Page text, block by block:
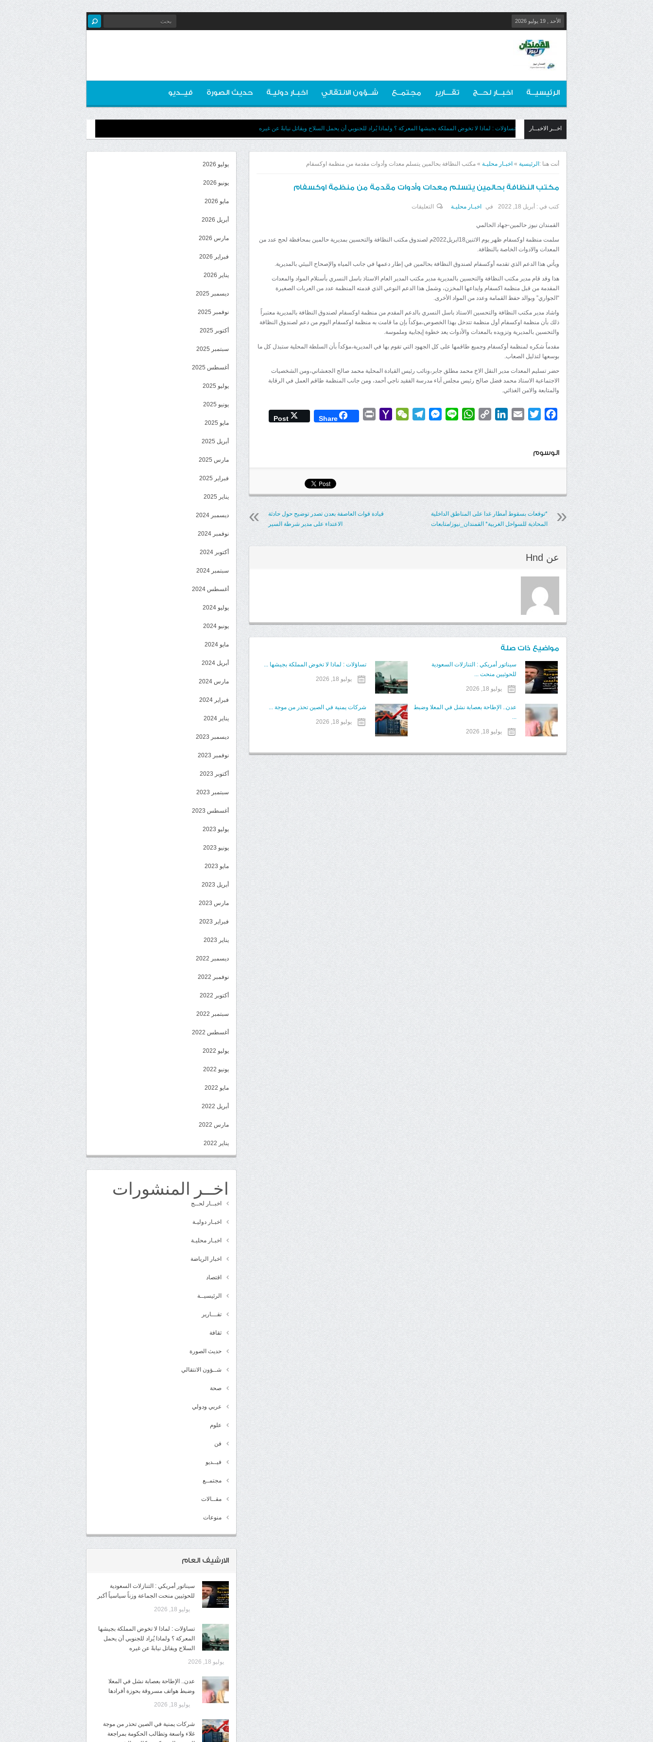
الأحد , 19 يوليو 2026
الرئيسيــة اخبــار لحــج تقـــارير مجتمــع شــؤون الانتقالي اخبـار دوليـة حديث الصورة فيــديو
اخــر الاخبــار تساؤلات : لماذا لا تخوض المملكة بجيشها المعركة ؟ ولماذا يُراد للجنوبي أن يحمل السلاح ويقاتل نيابةً عن غيره
أنت هنا : الرئيسية » اخبـار محليـة » مكتب النظافة بحالمين يتسلم معدات وأدوات مقدمة من منظمة اوكسفام
مكتب النظافة بحالمين يتسلم معدات وأدوات مقدمة من منظمة اوكسفام
كتب في : أبريل 18, 2022 في اخبـار محليـة التعليقات
بحالمين
معدات
وأدوات
مقدمة
منظمة
اوكسفام
القمندان نيوز حالمين-جهاد الحالمي
سلمت منظمة اوكسفام ظهر يوم الاثنين18ابريل2022م لصندوق مكتب النظافة والتحسين بمديرية حالمين بمحافظة لحج عدد من
المعدات والادوات الخاصة بالنظافة.
ويأتي هذا الدعم الذي تقدمه أوكسفام لصندوق النظافة بحالمين في إطار دعمها في جانب المياه والإصحاح البيئي بالمديرية.
هذا وقد قام مدير مكتب النظافة والتحسين بالمديرية مدير مكتب المدير العام الاستاذ باسل النسري بأستلام المواد والمعدات
المقدمة من قبل منظمة اكسفام وايداعها المخزن، وشمل هذا الدعم النوعي الذي قدمته المنظمة عدد من العربات الصغيرة
“الجواري” وبوالد حفظ القمامة وعدد من المواد الأخرى.
واشاد مدير مكتب النظافة والتحسين الاستاذ باسل النسري بالدعم المقدم من منظمة اوكسفام لصندوق النظافة بالمديرية معتبراً
ذلك بأن منظمة اوكسفام أول منظمة تتدخل بهذا الخصوص،مؤكداً بإن ما قامت به منظمة اوكسفام اليوم من دعم لصندوق النظافة
والتحسين بالمديرية وتزويده بالمعدات والأدوات يعد خطوة إيجابية وملموسة.
مقدماً شكره لمنظمة أوكسفام وجميع طاقمها على كل الجهود التي تقوم بها في المديرية،مؤكداً بأن السلطة المحلية ستبذل كل ما
بوسعها لتذليل الصعاب.
حضر تسليم المعدات مدير النقل الاخ محمد مطلق جابر،ونائب رئيس القيادة المحلية محمد صالح الجعشاني،ومن الشخصيات
الاجتماعية الاستاذ محمد فضل صالح رئيس مجلس آباء مدرسة الفقيد ناجي أحمد، ومن جانب المنظمة طاقم العمل في الرقابة
والمتابعة والامن الغذائي.
Facebook
Twitter
Email
LinkedIn
Copy
WhatsApp
Line
Messenger
Telegram
WeChat
Yahoo
Print
Share
Post
الوسوم
قيادة قوات العاصفة بعدن تصدر توضيح حول حادثة
الاعتداء على مدير شرطة السير
*توقعات بسقوط أمطار غدا على المناطق الداخلية
المحاذية للسواحل الغربية* القمندان_نيوز/متابعات
عن Hnd
مواضيع ذات صلة
سيناتور أمريكي : التنازلات السعودية
للحوثيين منحت ...
يوليو 18, 2026
تساؤلات : لماذا لا تخوض المملكة بجيشها ...
يوليو 18, 2026
عدن.. الإطاحة بعصابة نشل في المعلا وضبط
...
يوليو 18, 2026
شركات يمنية في الصين تحذر من موجة ...
يوليو 18, 2026
يوليو 2026
يونيو 2026
مايو 2026
أبريل 2026
مارس 2026
فبراير 2026
يناير 2026
ديسمبر 2025
نوفمبر 2025
أكتوبر 2025
سبتمبر 2025
أغسطس 2025
يوليو 2025
يونيو 2025
مايو 2025
أبريل 2025
مارس 2025
فبراير 2025
يناير 2025
ديسمبر 2024
نوفمبر 2024
أكتوبر 2024
سبتمبر 2024
أغسطس 2024
يوليو 2024
يونيو 2024
مايو 2024
أبريل 2024
مارس 2024
فبراير 2024
يناير 2024
ديسمبر 2023
نوفمبر 2023
أكتوبر 2023
سبتمبر 2023
أغسطس 2023
يوليو 2023
يونيو 2023
مايو 2023
أبريل 2023
مارس 2023
فبراير 2023
يناير 2023
ديسمبر 2022
نوفمبر 2022
أكتوبر 2022
سبتمبر 2022
أغسطس 2022
يوليو 2022
يونيو 2022
مايو 2022
أبريل 2022
مارس 2022
يناير 2022
اخــر المنشورات
اخبــار لحــج
اخبـار دوليـة
اخبـار محليـة
اخبار الرياضة
اقتصاد
الرئيسيــة
تقـــارير
ثقافة
حديث الصورة
شــؤون الانتقالي
صحة
عربي ودولي
علوم
فن
فيــديو
مجتمــع
مقــالات
منوعات
الارشيف العام
سيناتور أمريكي : التنازلات السعودية
للحوثيين منحت الجماعة وزناً سياسياً أكبر
يوليو 18, 2026
تساؤلات : لماذا لا تخوض المملكة بجيشها
المعركة ؟ ولماذا يُراد للجنوبي أن يحمل
السلاح ويقاتل نيابةً عن غيره
يوليو 18, 2026
عدن.. الإطاحة بعصابة نشل في المعلا
وضبط هواتف مسروقة بحوزة أفرادها
يوليو 18, 2026
شركات يمنية في الصين تحذر من موجة
غلاء واسعة وتطالب الحكومة بمراجعة